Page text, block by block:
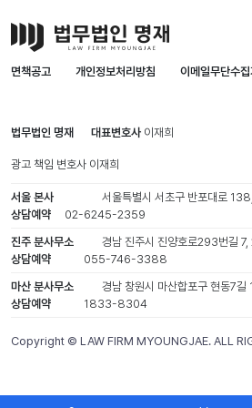
면책공고 개인정보처리방침 이메일무단수
법무법인 명재 대표변호사 이재희
광고 책임 변호사 이재희
서울 본사
서울특별시 서초구 반포대로
상담예약
02-6245-2359
진주 분사무소
경남 진주시 진양호로293번길
상담예약
055-746-3388
마산 분사무소
경남 창원시 마산합포구 현동7길
상담예약
1833-8304
Copyright © LAW FIRM MYOUNGJAE. ALL